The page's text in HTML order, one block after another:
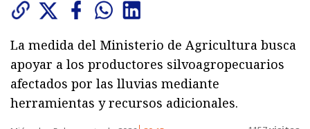
La medida del Ministerio de Agricultura busca
apoyar a los productores silvoagropecuarios
afectados por las lluvias mediante
herramientas y recursos adicionales.